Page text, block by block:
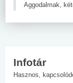
Aggodalmak,
Infotár
Hasznos,